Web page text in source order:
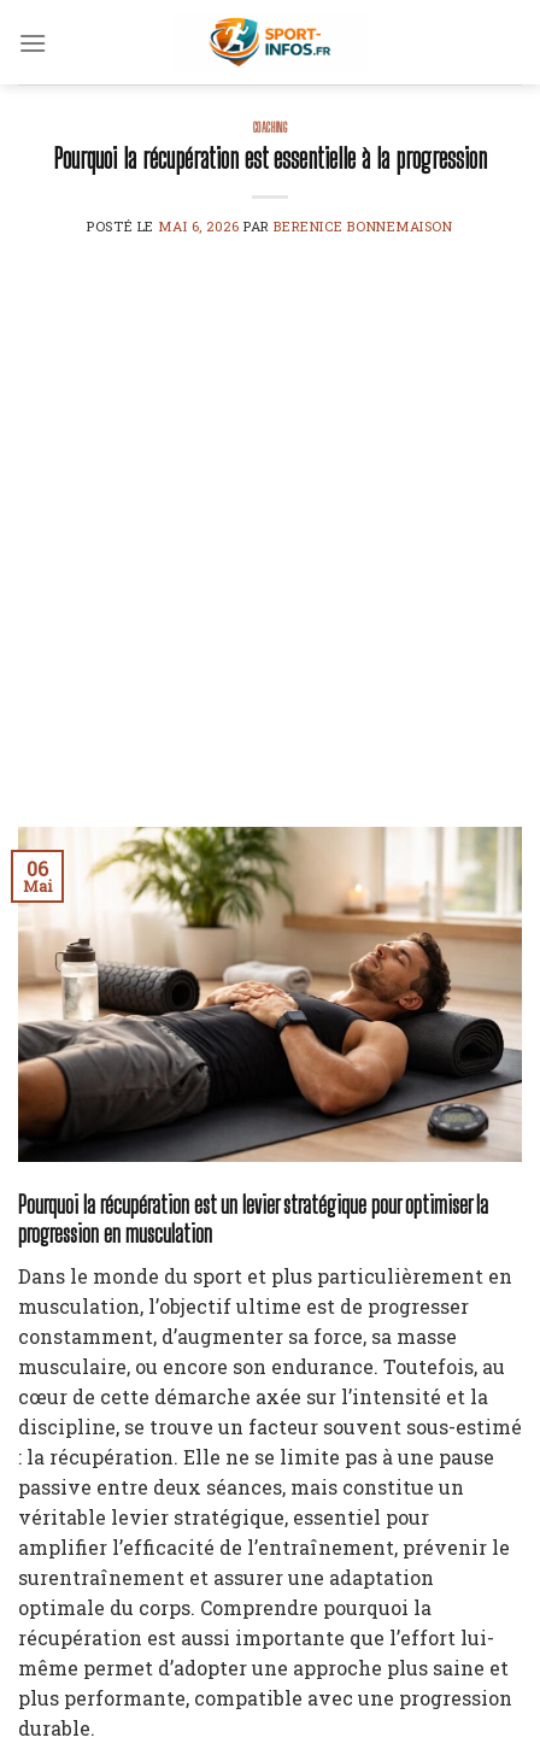
COACHING
Pourquoi la récupération est essentielle à la progression
POSTÉ LE MAI 6, 2026 PARBERENICE BONNEMAISON
06
Mai
Pourquoi la récupération est un levier stratégique pour optimiser la
progression en musculation
Dans le monde du sport et plus particulièrement en
musculation, l’objectif ultime est de progresser
constamment, d’augmenter sa force, sa masse
musculaire, ou encore son endurance. Toutefois, au
cœur de cette démarche axée sur l’intensité et la
discipline, se trouve un facteur souvent sous-estimé
: la récupération. Elle ne se limite pas à une pause
passive entre deux séances, mais constitue un
véritable levier stratégique, essentiel pour
amplifier l’efficacité de l’entraînement, prévenir le
surentraînement et assurer une adaptation
optimale du corps. Comprendre pourquoi la
récupération est aussi importante que l’effort lui-
même permet d’adopter une approche plus saine et
plus performante, compatible avec une progression
durable.